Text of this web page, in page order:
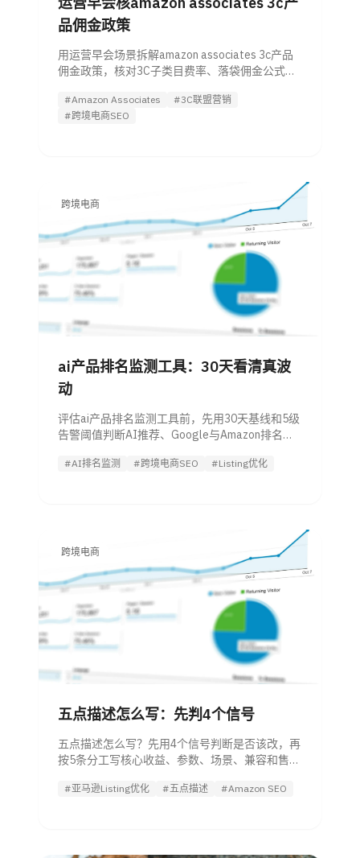
品佣金政策
用运营早会场景拆解amazon associates 3c产品
佣金政策，核对3C子类目费率、落袋佣金公式、
#Amazon Associates
#3C联盟营销
#跨境电商SEO
跨境电商
ai产品排名监测工具：30天看清真波
动
评估ai产品排名监测工具前，先用30天基线和5级
告警阈值判断AI推荐、Google与Amazon排名波
#AI排名监测 #跨境电商SEO #Listing优化
跨境电商
五点描述怎么写：先判4个信号
五点描述怎么写？先用4个信号判断是否该改，再
按5条分工写核心收益、参数、场景、兼容和售
#亚马逊Listing优化 #五点描述 #Amazon SEO